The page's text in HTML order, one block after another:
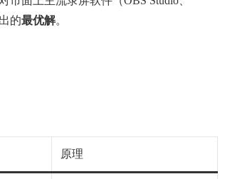
的最优解。
原理